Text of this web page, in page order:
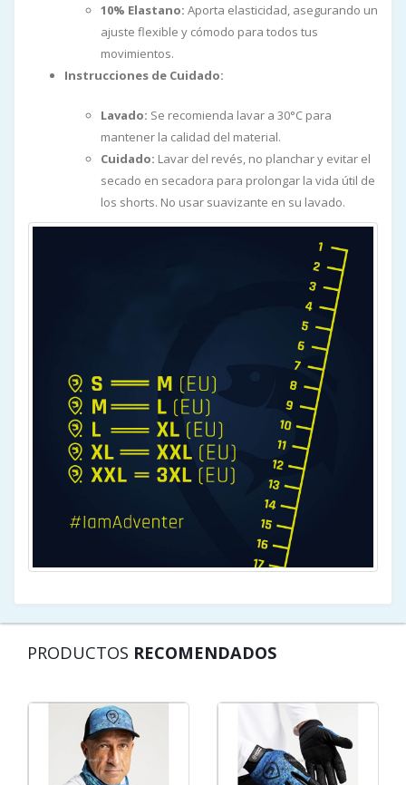
10% Elastano: Aporta elasticidad, asegurando un
ajuste flexible y cómodo para todos tus
movimientos.
Instrucciones de Cuidado:
Lavado: Se recomienda lavar a 30°C para
mantener la calidad del material.
Cuidado: Lavar del revés, no planchar y evitar el
secado en secadora para prolongar la vida útil de
los shorts. No usar suavizante en su lavado.
PRODUCTOS RECOMENDADOS